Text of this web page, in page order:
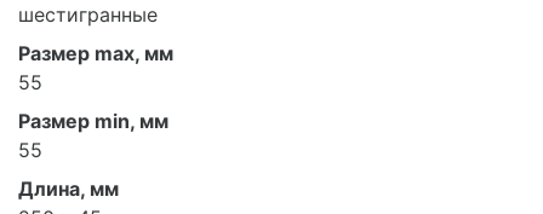
шестигранные
Размер max, мм
55
Размер min, мм
55
Длина, мм